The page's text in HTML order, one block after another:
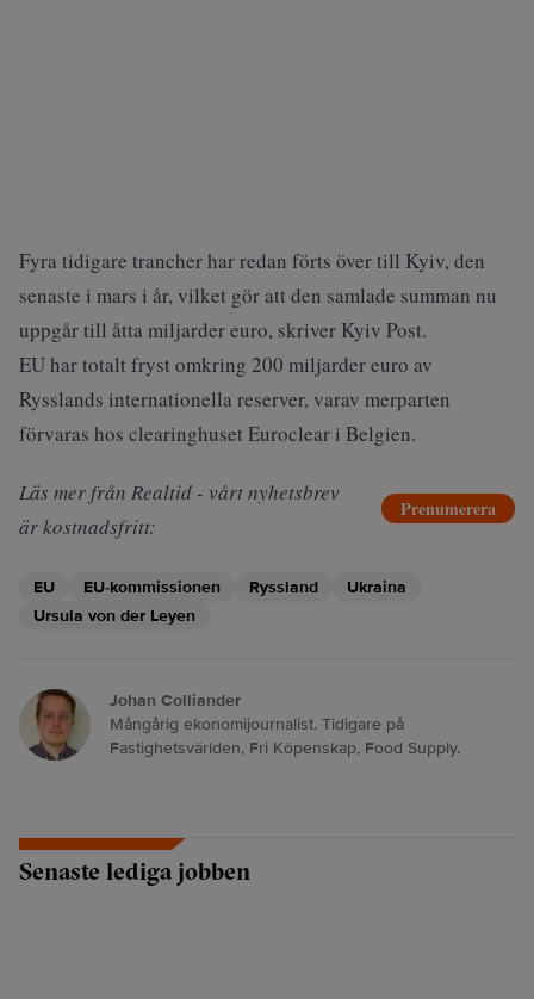
Fyra tidigare trancher har redan förts över till Kyiv, den
senaste i mars i år, vilket gör att den samlade summan nu
uppgår till åtta miljarder euro, skriver Kyiv Post.
EU har totalt fryst omkring 200 miljarder euro av
Rysslands internationella reserver, varav merparten
förvaras hos clearinghuset Euroclear i Belgien.
Läs mer från Realtid - vårt nyhetsbrev
är kostnadsfritt:
Prenumerera
EU EU-kommissionen Ryssland
Ukraina
Ursula von der Leyen
Johan Colliander
Mångårig ekonomijournalist. Tidigare på
Fastighetsvärlden, Fri Köpenskap, Food Supply.
Senaste lediga jobben